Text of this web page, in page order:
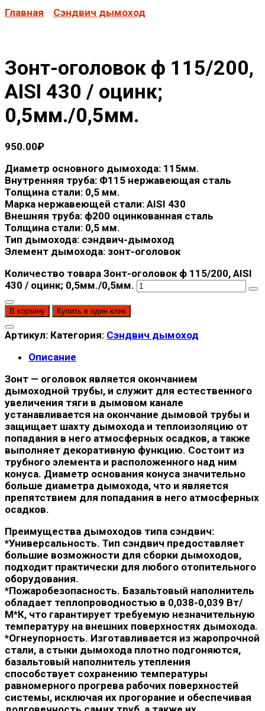
Главная Сэндвич дымоход
Зонт-оголовок ф 115/200,
AISI 430 / оцинк;
0,5мм./0,5мм.
950.00₽
Диаметр основного дымохода: 115мм.
Внутренняя труба: Ф115 нержавеющая сталь
Толщина стали: 0,5 мм.
Марка нержавеющей стали: AISI 430
Внешняя труба: ф200 оцинкованная сталь
Толщина стали: 0,5 мм.
Тип дымохода: сэндвич-дымоход
Элемент дымохода: зонт-оголовок
Количество товара Зонт-оголовок ф 115/200, AISI
430 / оцинк; 0,5мм./0,5мм.
В корзину Купить в один клик
Артикул: Категория: Сэндвич дымоход
Описание
Зонт — оголовок является окончанием
дымоходной трубы, и служит для естественного
увеличения тяги в дымовом канале
устанавливается на окончание дымовой трубы и
защищает шахту дымохода и теплоизоляцию от
попадания в него атмосферных осадков, а также
выполняет декоративную функцию. Состоит из
трубного элемента и расположенного над ним
конуса. Диаметр основания конуса значительно
больше диаметра дымохода, что и является
препятствием для попадания в него атмосферных
осадков.
Преимущества дымоходов типа сэндвич:
*Универсальность. Тип сэндвич предоставляет
большие возможности для сборки дымоходов,
подходит практически для любого отопительного
оборудования.
*Пожаробезопасность. Базальтовый наполнитель
обладает теплопроводностью в 0,038-0,039 Вт/
М*К, что гарантирует требуемую незначительную
температуру на внешних поверхностях дымохода.
*Огнеупорность. Изготавливается из жаропрочной
стали, а стыки дымохода плотно подгоняются,
базальтовый наполнитель утепления
способствует сохранению температуры
равномерного прогрева рабочих поверхностей
системы, исключая их прогорание и обеспечивая